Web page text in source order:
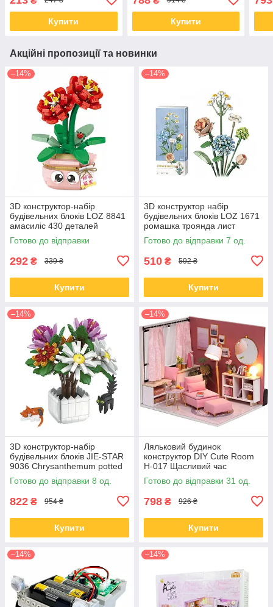
Купити Купити
Акційні пропозиції та новинки
–14%
3D конструктор-набір
будівельних блоків LOZ 8841
амасиліс 430 деталей
пластиковий
Готово до відправки
292 ₴ 339 ₴
Купити
–14%
3D конструктор набір
будівельних блоків LOZ 1671
ромашка троянда лист
гортензії 680 деталей
пластиковий
Готово до відправки 7 од.
510 ₴ 592 ₴
Купити
–14%
3D конструктор-набір
будівельних блоків JIE-STAR
9036 Chrysanthemum potted
plants 900 деталей
пластиковий
Готово до відправки 8 од.
822 ₴ 954 ₴
Купити
–14%
Ляльковий будинок
конструктор DIY Cute Room
H-017 Щасливий час
Готово до відправки 31 од.
798 ₴ 926 ₴
Купити
–14% –14%